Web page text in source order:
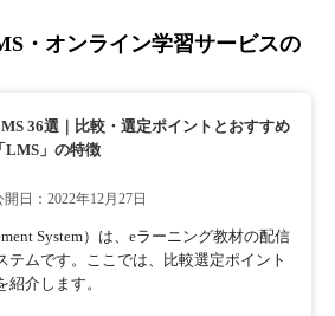
・オンライン学習サービスの
36選｜比較・選定ポイントとおすすめ
「LMS」の特徴
開日：2022年12月27日
System）は、eラーニング教材の配信
テムです。ここでは、比較選定ポイント
紹介します。